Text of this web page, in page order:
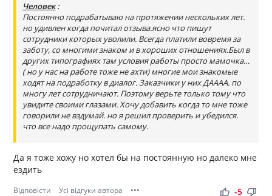
Человек:
Постоянно подрабатываю на протяжении нескольких лет.
но удивлен когда почитал отзыва.ясно что пишут
сотрудники которых уволили. Всегда платили вовремя за
заботу, со многими знаком и в хороших отношениях.Был в
других типографиях там условия работы просто мамочка…
( но у нас на работе тоже не ахти) многие мои знакомые
ходят на подработку в диалог. Заказчики у них ДАААА. по
многу лет сотрудничают. Поэтому верьте только тому что
увидите своими глазами. Хочу добавить когда то мне тоже
говорили не вздумай. но я решил проверить и убедился.
что все надо прощупать самому.
Да я тоже хожу но хотел бы на постоянную но далеко мне
ездить
Відповісти Усі відгуки автора ••• thumb_up thumb_down
-5